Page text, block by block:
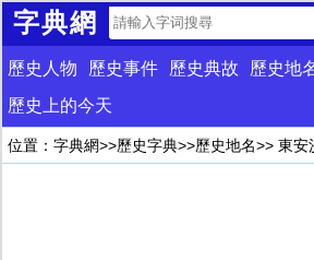
字典網
歷史人物 歷史事件 歷史典故 歷史地
歷史上的今天
位置： 字典網>>歷史字典>>歷史地名>> 東安